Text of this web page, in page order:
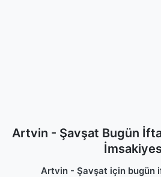
Artvin - Şavşat Bugün
Artvin - Şavşat için bugün